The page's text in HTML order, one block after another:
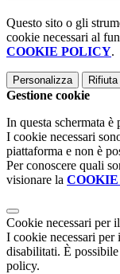
Questo sito o gli
cookie necessari al
COOKIE POLICY.
Personalizza
Gestione cookie
In questa schermata
I cookie necessari
piattaforma e non è
Per conoscere quali
visionare la
Cookie necessari per
I cookie necessari per
disabilitati. È
policy.